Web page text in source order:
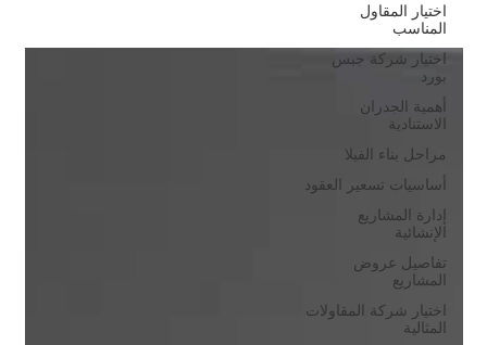
اختيار المقاول
المناسب
اختيار شركة جبس
بورد
أهمية الجدران
الاستنادية
مراحل بناء الفيلا
أساسيات تسعير العقود
إدارة المشاريع
الإنشائية
تفاصيل عروض
المشاريع
اختيار شركة المقاولات
المثالية